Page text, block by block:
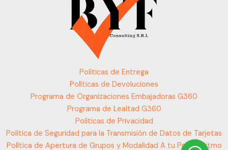
Políticas de Entrega
Políticas de Devoluciones
Programa de Organizaciones Embajadoras G360
Programa de Lealtad G360
Políticas de Privacidad
Política de Seguridad para la Transmisión de Datos de Tarjetas
Política de Apertura de Grupos y Modalidad A tu Propio Ritmo